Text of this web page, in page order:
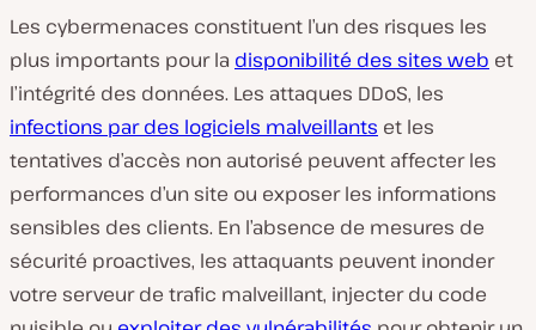
Les cybermenaces constituent l’un des risques les
plus importants pour la disponibilité des sites web et
l’intégrité des données. Les attaques DDoS, les
infections par des logiciels malveillants et les
tentatives d’accès non autorisé peuvent affecter les
performances d’un site ou exposer les informations
sensibles des clients. En l’absence de mesures de
sécurité proactives, les attaquants peuvent inonder
votre serveur de trafic malveillant, injecter du code